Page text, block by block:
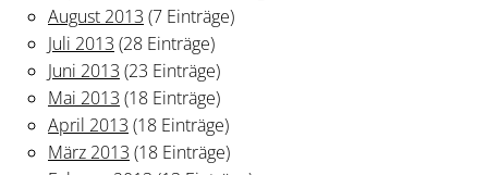
August 2013 (7 Einträge)
Juli 2013 (28 Einträge)
Juni 2013 (23 Einträge)
Mai 2013 (18 Einträge)
April 2013 (18 Einträge)
März 2013 (18 Einträge)